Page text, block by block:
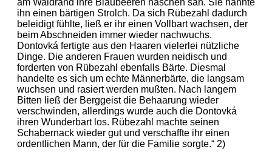
ihn einen bärtigen Strolch. Da sich Rübezahl dadurch
beleidigt fühlte, ließ er ihr einen Vollbart wachsen, der
beim Abschneiden immer wieder nachwuchs.
Dontovká fertigte aus den Haaren vielerlei nützliche
Dinge. Die anderen Frauen wurden neidisch und
forderten von Rübezahl ebenfalls Bärte. Diesmal
handelte es sich um echte Männerbärte, die langsam
wuchsen und rasiert werden mußten. Nach langem
Bitten ließ der Berggeist die Behaarung wieder
verschwinden, allerdings wurde auch die Dontovká
ihren Wunderbart los. Rübezahl machte seinen
Schabernack wieder gut und verschaffte ihr einen
ordentlichen Mann, der für die Familie sorgte.“ 2)